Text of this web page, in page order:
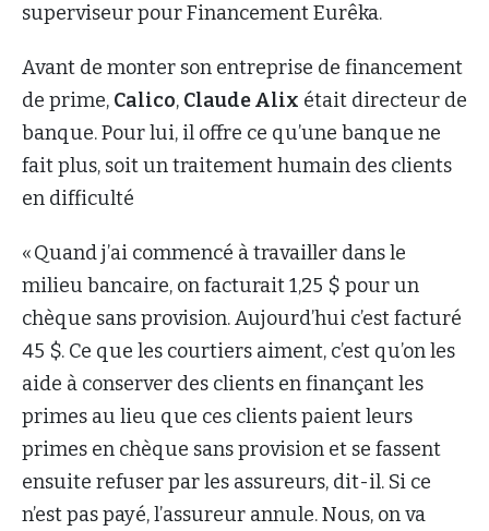
superviseur pour Financement Eurêka.
Avant de monter son entreprise de financement
de prime, Calico, Claude Alix était directeur de
banque. Pour lui, il offre ce qu’une banque ne
fait plus, soit un traitement humain des clients
en difficulté
« Quand j’ai commencé à travailler dans le
milieu bancaire, on facturait 1,25 $ pour un
chèque sans provision. Aujourd’hui c’est facturé
45 $. Ce que les courtiers aiment, c’est qu’on les
aide à conserver des clients en finançant les
primes au lieu que ces clients paient leurs
primes en chèque sans provision et se fassent
ensuite refuser par les assureurs, dit-il. Si ce
n’est pas payé, l’assureur annule. Nous, on va